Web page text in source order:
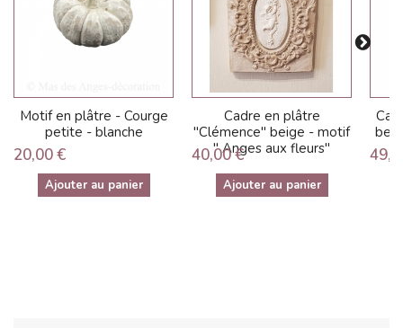
Motif en plâtre - Courge
petite - blanche
20,00 €
Ajouter au panier
Cadre en plâtre
"Clémence" beige - motif
" Anges aux fleurs"
40,00 €
Ajouter au panier